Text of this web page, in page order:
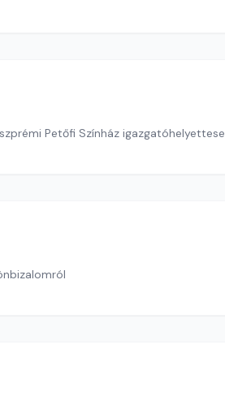
Petőfi Színház igazgatóhelyettese